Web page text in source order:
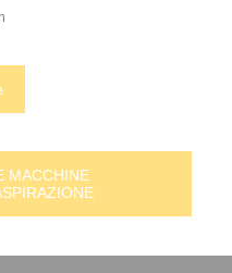
MACCHINE